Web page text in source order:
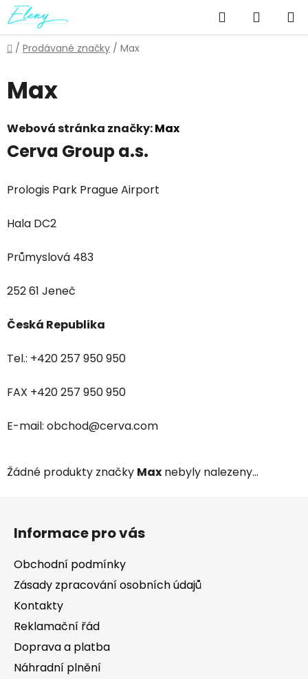
Přejít
na
obsah
Hledat
KOŠÍK
Domů
/ Prodávané značky / Max
Max
Webová stránka značky:Max
Cerva Group a.s.
Prologis Park PragueAirport
Hala DC2
Průmyslová 483
252 61 Jeneč
Česká Republika
Tel.: +420 257 950 950
FAX +420 257 950 950
E-mail: obchod@cerva.com
Žádné produkty značky Max nebyly nalezeny...
Informace pro vás
Obchodní podmínky
Zásady zpracování osobních údajů
Kontakty
Reklamační řád
Doprava a platba
Náhradní plnění